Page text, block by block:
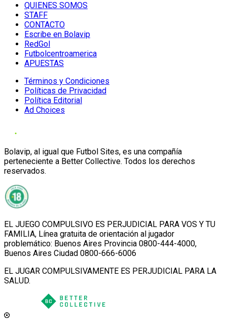
QUIENES SOMOS
STAFF
CONTACTO
Escribe en Bolavip
RedGol
Futbolcentroamerica
APUESTAS
Términos y Condiciones
Políticas de Privacidad
Política Editorial
Ad Choices
Bolavip, al igual que Futbol Sites, es una compañía
perteneciente a Better Collective. Todos los derechos
reservados.
EL JUEGO COMPULSIVO ES PERJUDICIAL PARA VOS Y TU
FAMILIA, Línea gratuita de orientación al jugador
problemático: Buenos Aires Provincia 0800-444-4000,
Buenos Aires Ciudad 0800-666-6006
EL JUGAR COMPULSIVAMENTE ES PERJUDICIAL PARA LA
SALUD.